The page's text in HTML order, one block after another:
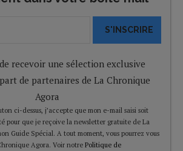
S'INSCRIRE
recevoir une sélection exclusive
de partenaires de La Chronique
Agora
ci-dessus, j’accepte que mon e-mail saisi soit
pour que je reçoive la newsletter gratuite de La
Guide Spécial. A tout moment, vous pourrez vous
Agora. Voir notre Politique de